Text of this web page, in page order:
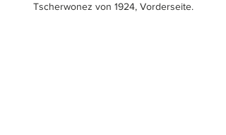
Tscherwonez von 1924, Vorderseite.